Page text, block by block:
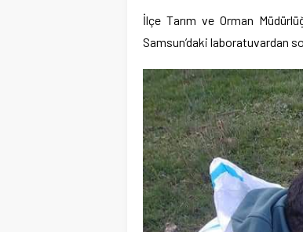
İlçe Tarım ve Orman
Samsun’daki laboratuvardan